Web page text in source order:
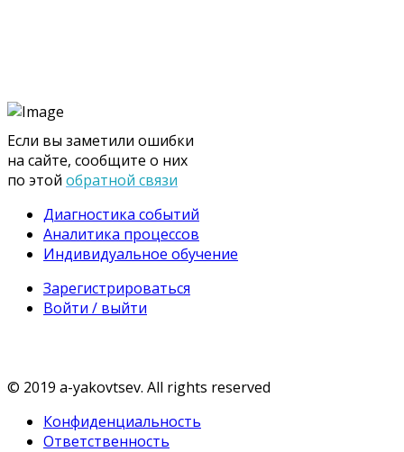
Если вы заметили ошибки
на сайте, сообщите о них
по этой обратной связи
Диагностика событий
Аналитика процессов
Индивидуальное обучение
Зарегистрироваться
Войти / выйти
© 2019 a-yakovtsev. All rights reserved
Конфиденциальность
Ответственность